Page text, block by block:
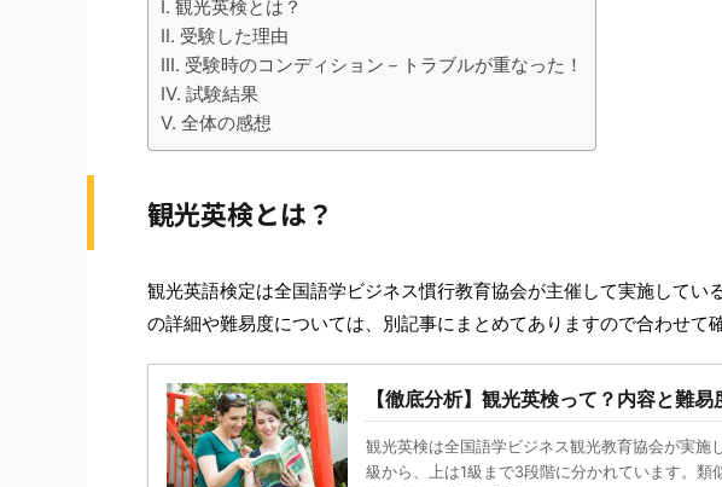
観光英検とは？
受験した理由
受験時のコンディション－トラブルが重なった！
試験結果
全体の感想
観光英検とは？
観光英語検定は全国語学ビジネス慣行教育協会が主催して実施してい
の詳細や難易度については、別記事にまとめてありますので合わせて
【徹底分析】観光英検って？内容と難
観光英検は全国語学ビジネス観光教育協会が実
級から、上は1級まで3段階に分かれています。